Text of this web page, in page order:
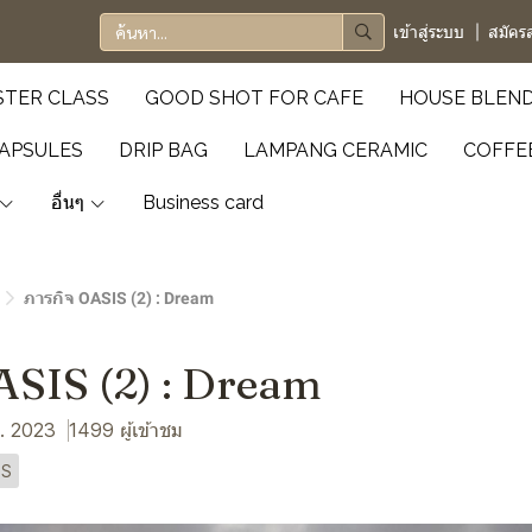
เข้าสู่ระบบ สมัคร
CLASS GOOD SHOT FOR CAFE HOUSE
DRIP BAG LAMPANG CERAMIC
อื่นๆ Business card
ภารกิจ OASIS (2) : Dream
(2) : Dream
2023 1499 ผู้เข้าชม